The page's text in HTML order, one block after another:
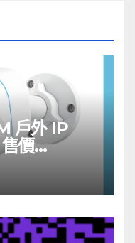
戶外 IP
價